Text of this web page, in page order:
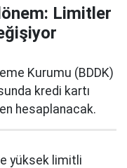
Limitler
Kurumu (BDDK)
kredi kartı
hesaplanacak.
yüksek limitli